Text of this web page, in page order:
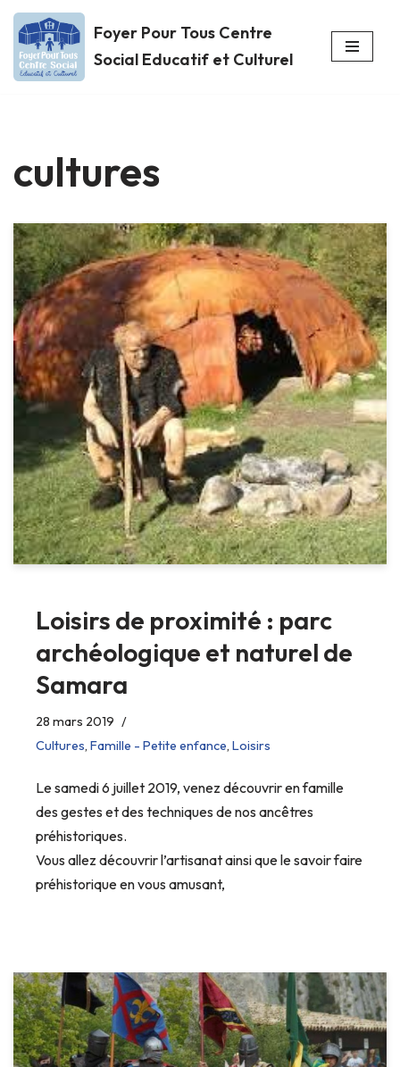
Aller
au
Foyer Pour Tous Centre
Social Educatif et Culturel
cultures
Loisirs de proximité : parc
archéologique et naturel de
Samara
28 mars 2019
Cultures, Famille - Petite enfance, Loisirs
Le samedi 6 juillet 2019, venez découvrir en famille
des gestes et des techniques de nos ancêtres
préhistoriques.
Vous allez découvrir l’artisanat ainsi que le savoir faire
préhistorique en vous amusant,